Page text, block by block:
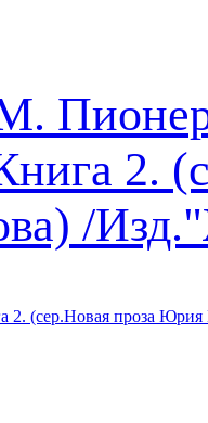
2. (сер.Новая проза